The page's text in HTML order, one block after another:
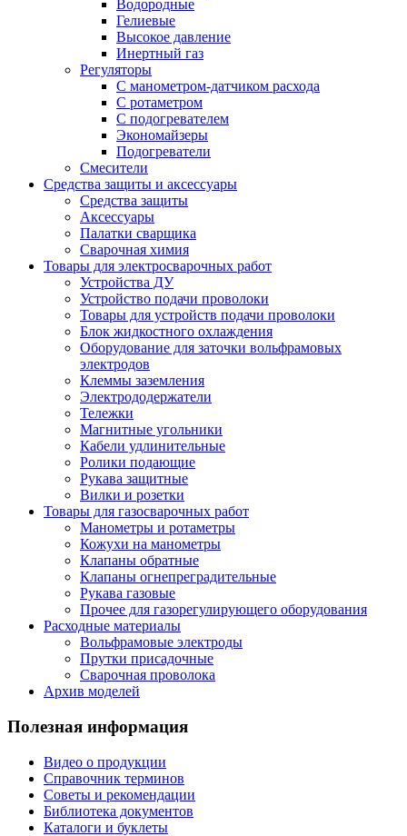
Водородные
Гелиевые
Высокое давление
Инертный газ
Регуляторы
С манометром-датчиком расхода
С ротаметром
С подогревателем
Экономайзеры
Подогреватели
Смесители
Средства защиты и аксессуары
Средства защиты
Аксессуары
Палатки сварщика
Сварочная химия
Товары для электросварочных работ
Устройства ДУ
Устройство подачи проволоки
Товары для устройств подачи проволоки
Блок жидкостного охлаждения
Оборудование для заточки вольфрамовых
электродов
Клеммы заземления
Электрододержатели
Тележки
Магнитные угольники
Кабели удлинительные
Ролики подающие
Рукава защитные
Вилки и розетки
Товары для газосварочных работ
Манометры и ротаметры
Кожухи на манометры
Клапаны обратные
Клапаны огнепреградительные
Рукава газовые
Прочее для газорегулирующего оборудования
Расходные материалы
Вольфрамовые электроды
Прутки присадочные
Сварочная проволока
Архив моделей
Полезная информация
Видео о продукции
Справочник терминов
Советы и рекомендации
Библиотека документов
Каталоги и буклеты